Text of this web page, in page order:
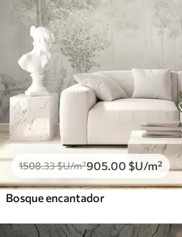
1508.33$U/m²905 .00 $U/m²
Bosque encantador